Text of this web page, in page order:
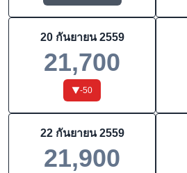
20 กันยายน 2559
21,700
-50
22 กันยายน 2559
21,900